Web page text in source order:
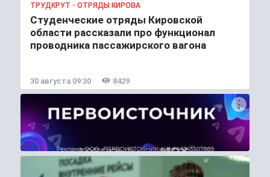
ТРУДКРУТ - ОТРЯДЫ КИРОВА
Студенческие отряды Кировской
области рассказали про функционал
проводника пассажирского вагона
30 августа 09:30 8429